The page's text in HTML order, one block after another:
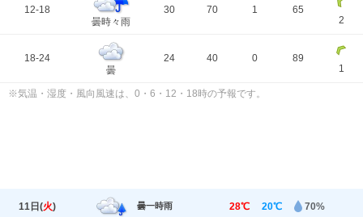
12-18
曇時々雨
30 70 1
65
2
18-24
曇
24 40 0
89
1
※気温・湿度・風向風速は、0・6・12・18時の予報です。
11日(火) 曇一時雨 28℃ 20℃ 70%